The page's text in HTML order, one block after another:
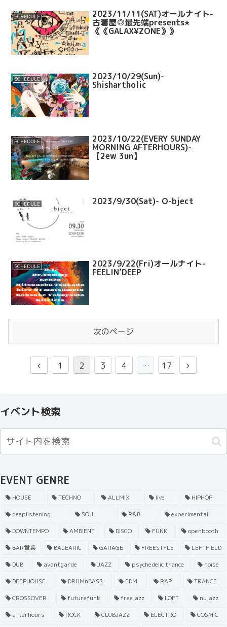
SCHEDULE 2023/11/11(SAT)オールナイト-
古着屋◎最先端presents⭐︎
《《GALAX¥ZONE》》
SCHEDULE 2023/10/29(Sun)-
Shishartholic
SCHEDULE 2023/10/22(EVERY SUNDAY
MORNING AFTERHOURS)-
【2ew 3un】
SCHEDULE 2023/9/30(Sat)- O-bject
SCHEDULE 2023/9/22(Fri)オールナイト-
FEELIN’DEEP
次のページ
1 2 3 4 … 17
イベント検索
EVENT GENRE
HOUSE TECHNO ALLMIX live
HIPHOP
deeplistening
SOUL R&B
experimental
DOWNTEMPO
AMBIENT DISCO FUNK
openbooth
BAR営業
BALEARIC GARAGE FREESTYLE
LEFTFIELD
DUB
avantgarde JAZZ psychedelic trance
noise
DEEPHOUSE
DRUMnBASS EDM RAP
TRANCE
CROSSOVER
futurefunk freejazz LOFT
nujazz
afterhours
ROCK CLUBJAZZ ELECTRO COSMIC